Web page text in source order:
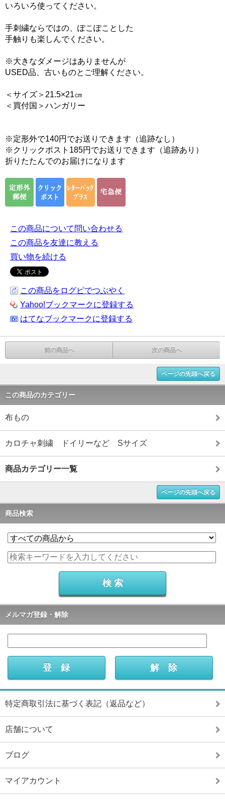
いろいろ使ってください。
手刺繍ならではの、ぽこぽことした
手触りも楽しんでください。
※大きなダメージはありませんが
USED品、古いものとご理解ください。
＜サイズ＞21.5×21㎝
＜買付国＞ハンガリー
※定形外で140円でお送りできます（追跡なし）
※クリックポスト185円でお送りできます（追跡あり）
折りたたんでのお届けになります
この商品について問い合わせる
この商品を友達に教える
買い物を続ける
この商品をログピでつぶやく
Yahoo!ブックマークに登録する
はてなブックマークに登録する
前の商品へ 次の商品へ
ページの先頭へ戻る
この商品のカテゴリー
布もの
カロチャ刺繍 ドイリーなど Sサイズ
商品カテゴリー一覧
ページの先頭へ戻る
商品検索
メルマガ登録・解除
特定商取引法に基づく表記（返品など）
店舗について
ブログ
マイアカウント